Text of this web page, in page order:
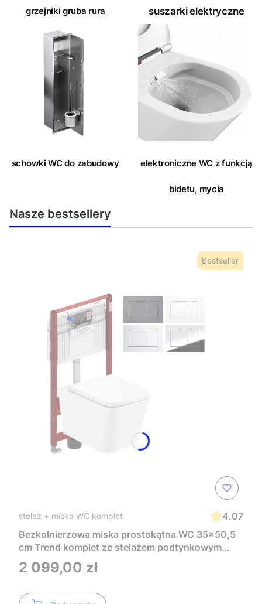
grzejniki gruba rura suszarki elektryczne
schowki WC do zabudowy elektroniczne WC z funkcją
bidetu, mycia
Nasze bestsellery
Bestseller
stelaż + miska WC komplet
4.07
Bezkołnierzowa miska prostokątna WC 35x50,5
cm Trend komplet ze stelażem podtynkowym
Tece i czarnym przyciskiem TeceNow
TR2216+Tece
Cena
2 099,00 zł